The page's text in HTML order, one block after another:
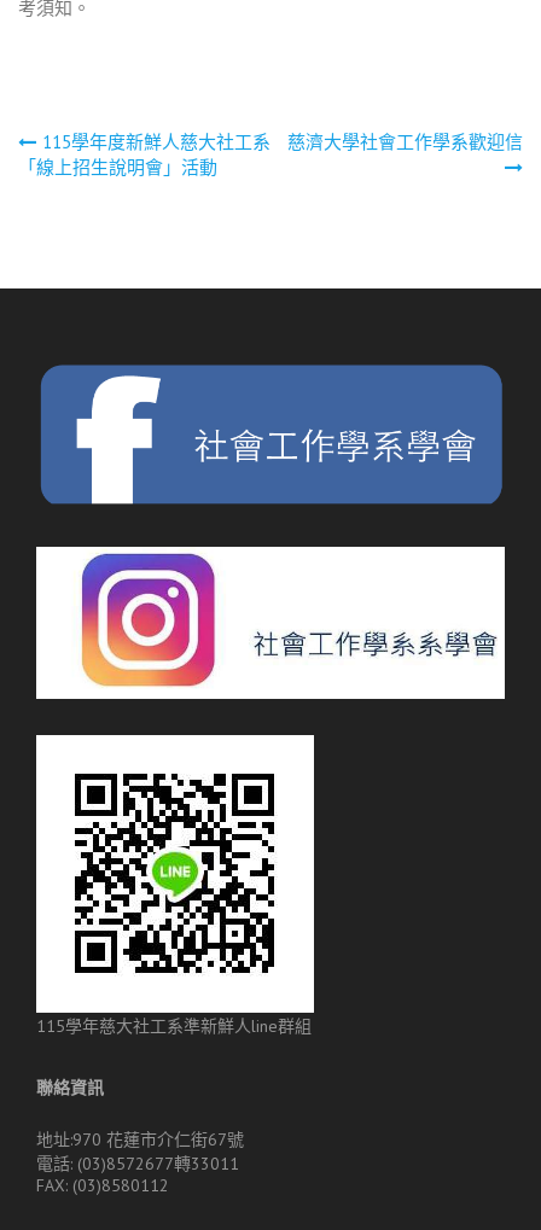
考須知。
文115學年度新鮮人慈大社工系
「線上招生說明會」活動
慈濟大學社會工作學系歡迎信
115學年慈大社工系準新鮮人line群組
聯絡資訊
地址:970 花蓮市介仁街67號
電話: (03)8572677轉33011
FAX: (03)8580112